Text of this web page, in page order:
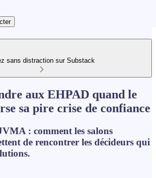
sans distraction sur Substack
aux EHPAD quand le
sa pire crise de confiance
: comment les salons
de rencontrer les décideurs qui